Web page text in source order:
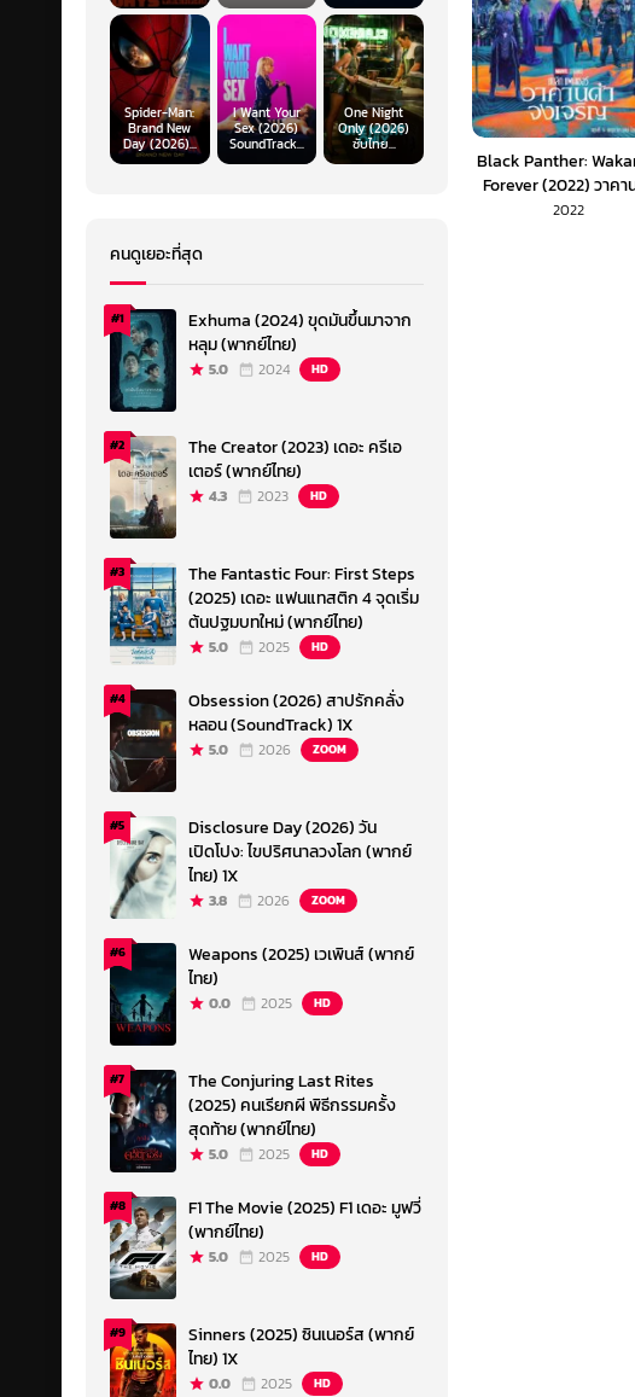
Black Panther:
Forever (2022) วาคา
จงเจริญ (พากย์ไทย)
2022
Spider-Man:
Brand New
Day (2026)...
I Want Your
Sex (2026)
SoundTrack...
One Night
Only (2026)
ซับไทย...
คนดูเยอะที่สุด
#1
Exhuma (2024) ขุดมันขึ้นมาจาก
หลุม (พากย์ไทย)
5.0 2024 HD
#2
The Creator (2023) เดอะ ครีเอ
เตอร์ (พากย์ไทย)
4.3 2023 HD
#3
The Fantastic Four: First Steps
(2025) เดอะ แฟนแทสติก 4 จุดเริ่ม
ต้นปฐมบทใหม่ (พากย์ไทย)
5.0 2025 HD
#4
Obsession (2026) สาปรักคลั่ง
หลอน (SoundTrack) 1X
5.0 2026 ZOOM
#5
Disclosure Day (2026) วัน
เปิดโปง: ไขปริศนาลวงโลก (พากย์
ไทย) 1X
3.8 2026 ZOOM
#6
Weapons (2025) เวเพินส์ (พากย์
ไทย)
0.0 2025 HD
#7
The Conjuring Last Rites
(2025) คนเรียกผี พิธีกรรมครั้ง
สุดท้าย (พากย์ไทย)
5.0 2025 HD
#8
F1 The Movie (2025) F1 เดอะ มูฟวี่
(พากย์ไทย)
5.0 2025 HD
#9
Sinners (2025) ซินเนอร์ส (พากย์
ไทย) 1X
0.0 2025 HD